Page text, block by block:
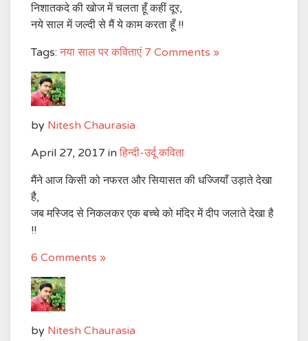
निशातकदे की खोज में चलता हूँ कहीं दूर,
नये साल में जल्दी से मैं ये काम करता हूँ !!
Tags: नया साल पर कविताएं 7 Comments »
by Nitesh Chaurasia
April 27, 2017 in हिन्दी-उर्दू कविता
मैंने आज किसी को नफरत और सियासत की धज्जियाँ उड़ाते देखा
है,
जब मस्जिद से निकलकर एक बच्चे को मंदिर में दीप जलाते देखा है
!!
6 Comments »
by Nitesh Chaurasia